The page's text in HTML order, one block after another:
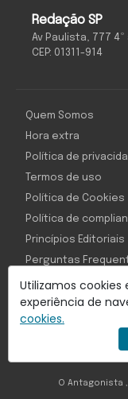
Utilizamos
experiência de
cookies.
Redação SP
Av Paulista, 777
CEP: 01311-914
Com inteligência e
Object1ve -
Quem Somos
Hora extra
Política de
Termos de uso
Política de Cookies
Política de
Princípios Editoriais
Perguntas
O Antagonista